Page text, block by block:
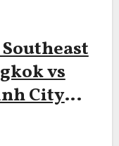
vs
City